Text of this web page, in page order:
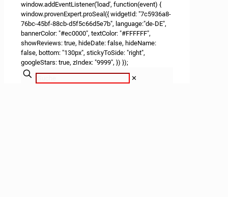
window.addEventListener('load', function(event) {
window.provenExpert.proSeal({ widgetId: "7c5936a8-
76bc-45bf-88cb-d5f5c66d5e7b", language:"de-DE",
bannerColor: "#ec0000", textColor: "#FFFFFF",
showReviews: true, hideDate: false, hideName:
false, bottom: "130px", stickyToSide: "right",
googleStars: true, zIndex: "9999", }) });
✕